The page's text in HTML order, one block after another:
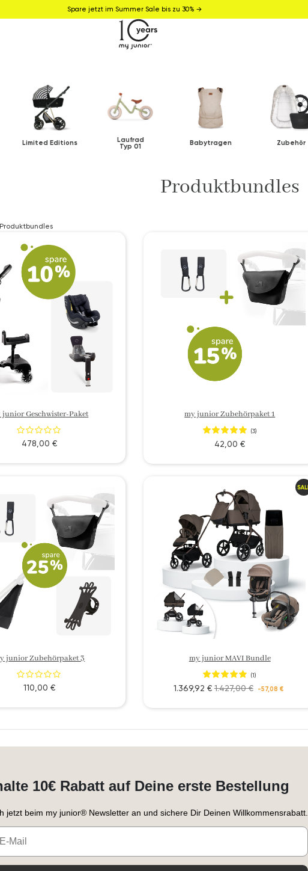
Spare jetzt im Summer Sale bis zu 30% →
Limited Editions Laufrad
Typ 01 Babytragen Zubehör
Produktbundles
junior Geschwister-Paket
478,00 €
my junior Zubehörpaket 1
(3)
42,00 €
junior Zubehörpaket 3
110,00 €
my junior MAVI Bundle
(1)
1.369,92 € 1.427,00 € -57,08 €
10€ Rabatt auf Deine erste Bestellung
jetzt beim my junior® Newsletter an und sichere Dir Deinen Willkommensrabatt.